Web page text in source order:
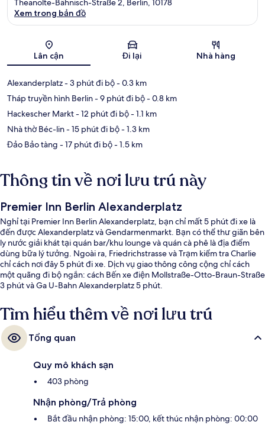
Bản đồ
Theanolte-Bähnisch-Straße 2, Berlin, 10178
Xem trong bản đồ
Lân cận Đi lại Nhà hàng
Alexanderplatz- 3 phút đi bộ- 0.3 km
Tháp truyền hình Berlin- 9 phút đi bộ- 0.8 km
Hackescher Markt- 12 phút đi bộ- 1.1 km
Nhà thờ Béc-lin- 15 phút đi bộ- 1.3 km
Đảo Bảo tàng - 17 phút đi bộ- 1.5 km
Thông tin về nơi lưu trú này
Premier Inn Berlin Alexanderplatz
Nghỉ tại Premier Inn Berlin Alexanderplatz, bạn chỉ mất 5 phút đi xe là
đến được Alexanderplatz và Gendarmenmarkt. Bạn có thể thư giãn bên
ly nước giải khát tại quán bar/khu lounge và quán cà phê là địa điểm
dùng bữa lý tưởng. Ngoài ra, Friedrichstrasse và Trạm kiểm tra Charlie
chỉ cách nơi đây 5 phút đi xe. Dịch vụ giao thông công cộng chỉ cách
một quãng đi bộ ngắn: cách Bến xe điện Mollstraße-Otto-Braun-Straße
3 phút và Ga U-Bahn Alexanderplatz 5 phút.
Tìm hiểu thêm về nơi lưu trú
Tổng quan
Quy mô khách sạn
403 phòng
Nhận phòng/Trả phòng
Bắt đầu nhận phòng: 15:00, kết thúc nhận phòng: 00:00